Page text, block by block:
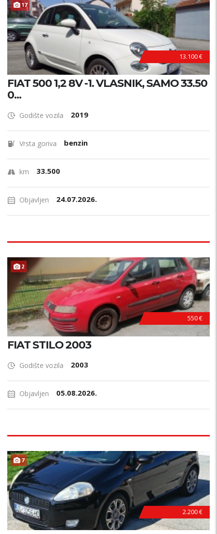
17
13.100 €
FIAT 500 1,2 8V -1. VLASNIK, SAMO 33.50
0...
Godište vozila 2019
Vrsta goriva benzin
km 33.500
Objavljen 24.07.2026.
2
550 €
FIAT STILO 2003
Godište vozila 2003
Objavljen 05.08.2026.
7
2.200 €